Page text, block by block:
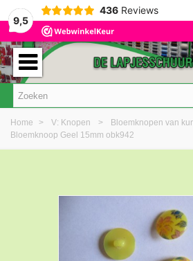
9,5
436 Reviews
Home > V: Knopen > Bloemknopen van
Bloemknoop Geel 15mm obk942